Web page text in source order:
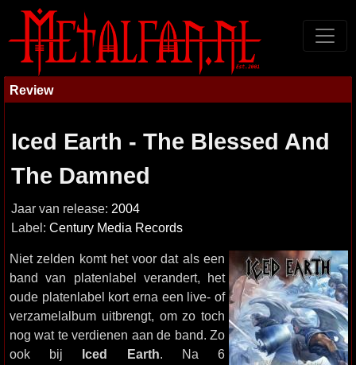
Review
Iced Earth - The Blessed And
The Damned
Jaar van release: 2004
Label: Century Media Records
Niet zelden komt het voor dat als een
band van platenlabel verandert, het
oude platenlabel kort erna een live- of
verzamelalbum uitbrengt, om zo toch
nog wat te verdienen aan de band. Zo
ook bij Iced Earth. Na 6